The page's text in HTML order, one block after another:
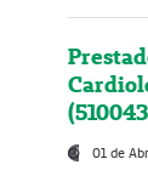
01 de